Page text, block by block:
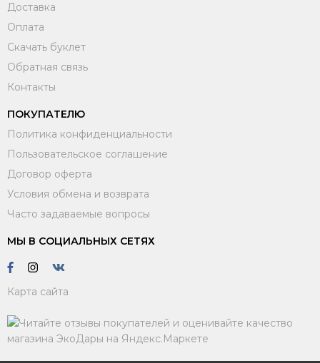
Доставка
Оплата
Скачать буклет
Обратная связь
Контакты
ПОКУПАТЕЛЮ
Политика конфиденциальности
Пользовательское соглашение
Договор оферта
Условия обмена и возврата
Часто задаваемые вопросы
МЫ В СОЦИАЛЬНЫХ СЕТЯХ
Карта сайта